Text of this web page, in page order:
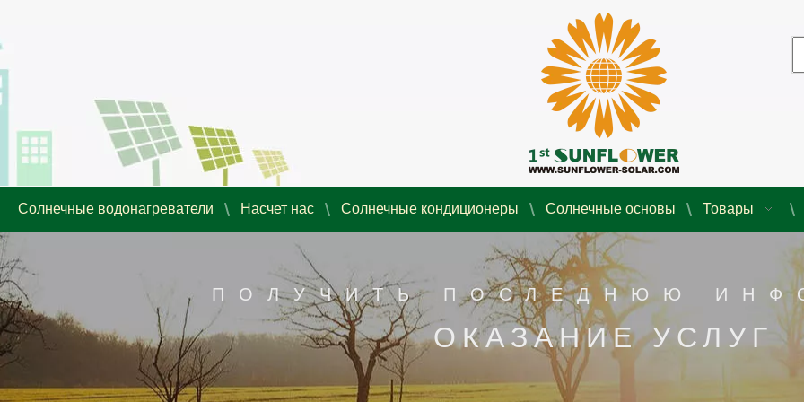
Солнечные водонагреватели Насчет нас Солнечные кондиционеры Солнечные основы Товары
ПОЛУЧИТЬ ПОСЛЕДНЮЮ
ОКАЗАНИЕ УСЛУГ